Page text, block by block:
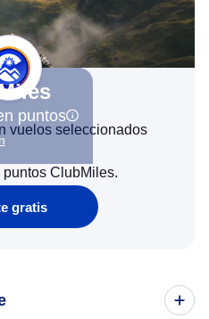
puntos
vuelos seleccionados
ClubMiles.
gratis